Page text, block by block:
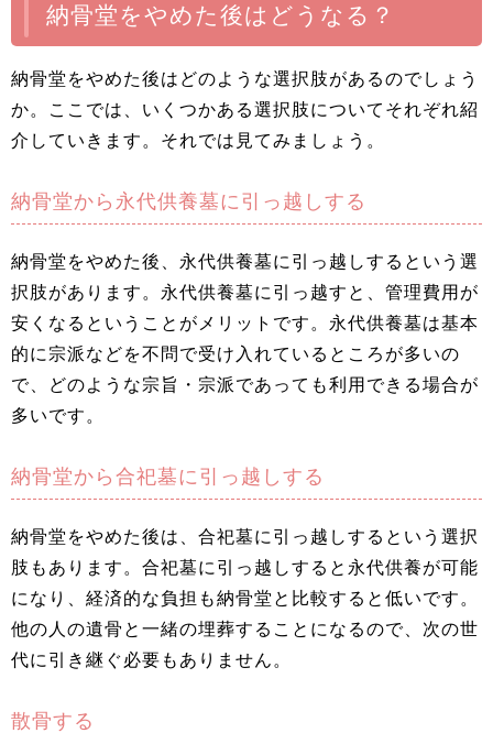
納骨堂をやめた後はどうなる？
納骨堂をやめた後はどのような選択肢があるのでしょう
か。ここでは、いくつかある選択肢についてそれぞれ紹
介していきます。それでは見てみましょう。
納骨堂から永代供養墓に引っ越しする
納骨堂をやめた後、永代供養墓に引っ越しするという選
択肢があります。永代供養墓に引っ越すと、管理費用が
安くなるということがメリットです。永代供養墓は基本
的に宗派などを不問で受け入れているところが多いの
で、どのような宗旨・宗派であっても利用できる場合が
多いです。
納骨堂から合祀墓に引っ越しする
納骨堂をやめた後は、合祀墓に引っ越しするという選択
肢もあります。合祀墓に引っ越しすると永代供養が可能
になり、経済的な負担も納骨堂と比較すると低いです。
他の人の遺骨と一緒の埋葬することになるので、次の世
代に引き継ぐ必要もありません。
散骨する